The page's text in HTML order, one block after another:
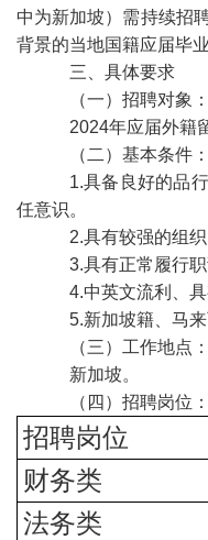
中为新加坡）需持续招
背景的当地国籍应届毕
三、具体要求
（一）招聘对象：
2024年应届外籍
（二）基本条件：
1.具备良好的品
任意识。
2.具有较强的组
3.具有正常履行
4.中英文流利、
5.新加坡籍、马来
（三）工作地点：
新加坡。
（四）招聘岗位：
招聘岗位
财务类
法务类